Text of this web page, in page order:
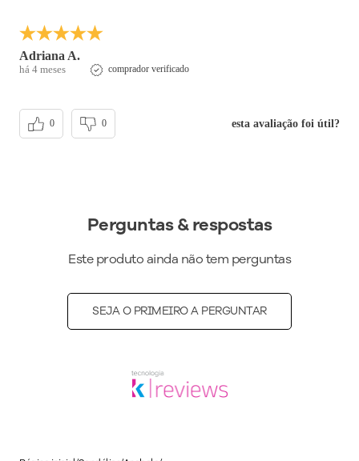
Adriana A.
há 4 meses comprador verificado
esta avaliação foi útil?
0 0
Perguntas & respostas
Este produto ainda não tem perguntas
SEJA O PRIMEIRO A PERGUNTAR